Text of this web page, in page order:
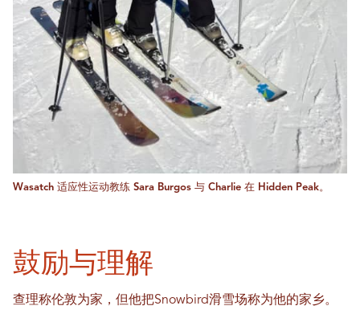
Wasatch 适应性运动教练 Sara Burgos 与 Charlie 在 Hidden Peak。
鼓励与理解
查理称伦敦为家，但他把Snowbird滑雪场称为他的家乡。